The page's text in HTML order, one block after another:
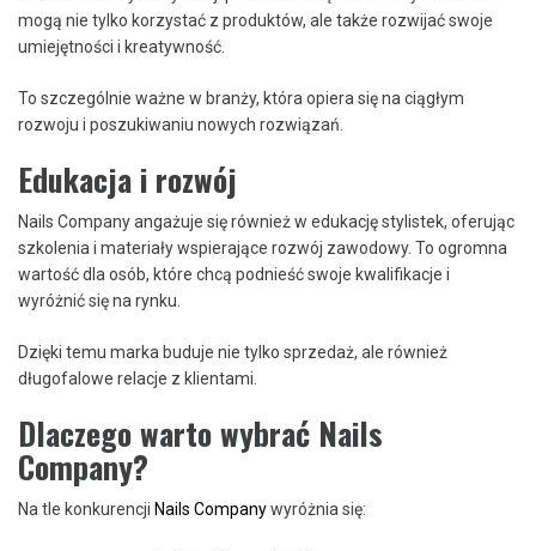
mogą nie tylko korzystać z produktów, ale także rozwijać swoje
umiejętności i kreatywność.
To szczególnie ważne w branży, która opiera się na ciągłym
rozwoju i poszukiwaniu nowych rozwiązań.
Edukacja i rozwój
Nails Company angażuje się również w edukację stylistek, oferując
szkolenia i materiały wspierające rozwój zawodowy. To ogromna
wartość dla osób, które chcą podnieść swoje kwalifikacje i
wyróżnić się na rynku.
Dzięki temu marka buduje nie tylko sprzedaż, ale również
długofalowe relacje z klientami.
Dlaczego warto wybrać Nails
Company?
Na tle konkurencji Nails Companywyróżnia się: